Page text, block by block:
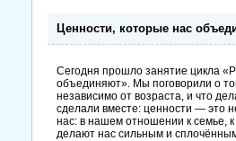
Ценности, которые нас
Сегодня прошло занятие цикла
объединяют». Мы поговорили о
независимо от возраста, и что
сделали вместе: ценности — это
нас: в нашем отношении к семье,
делают нас сильным и